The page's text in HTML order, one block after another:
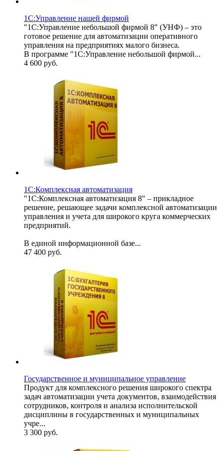
1С:Управление нашей фирмой
"1С:Управление небольшой фирмой 8" (УНФ) – это
готовое решение для автоматизации оперативного
управления на предприятиях малого бизнеса.
В программе "1С:Управление небольшой фирмой...
4 600 руб.
1С:Комплексная автоматизация
"1С:Комплексная автоматизация 8" – прикладное
решение, решающее задачи комплексной автоматизации
управления и учета для широкого круга коммерческих
предприятий.
В единой информационной базе...
47 400 руб.
Государственное и муниципальное управление
Продукт для комплексного решения широкого спектра
задач автоматизации учета документов, взаимодействия
сотрудников, контроля и анализа исполнительской
дисциплины в государственных и муниципальных
учре...
3 300 руб.